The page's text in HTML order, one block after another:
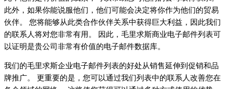
此外，如果你能说服他们，他们可能会决定将你作为他们的贸易
伙伴。 您将能够从此类合作伙伴关系中获得巨大利益，因此我们
的联系人将对您非常有用。 因此，毛里求斯商业电子邮件列表可
以证明是贵公司非常有价值的电子邮件数据库。
我们的毛里求斯企业电子邮件列表的好处从销售延伸到促销和品
牌推广。 更重要的是，您可以通过我们列表中的联系人改善您在